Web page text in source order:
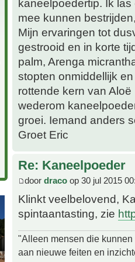
kaneelpoedertip. Ik
mee kunnen
Mijn ervaringen tot
gestrooid en in korte
palm, Arenga
stopten onmiddellijk
rottende kern van
wederom
groei. Iemand anders
Groet Eric
Re: Kaneelpoeder
door draco op 30 jul 2015
Klinkt veelbelovend,
spintaantasting, zie
"Alleen mensen die
aan nieuwe feiten en